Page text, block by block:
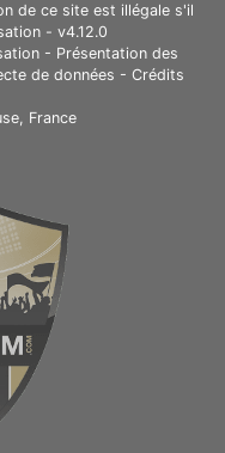
de ce site est illégale s'il
- v4.12.0
- Présentation des
de données - Crédits
France